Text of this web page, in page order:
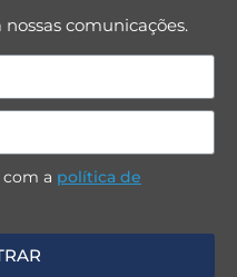
comunicações.
a política de